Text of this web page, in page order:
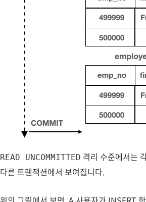
READ UNCOMMITTED 격리 수준에서는
다른 트랜잭션에서 보여집니다.